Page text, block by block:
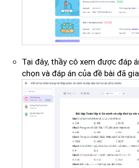
Tại đây, thầy cô xem được đáp
chọn và đáp án của đề bài đã